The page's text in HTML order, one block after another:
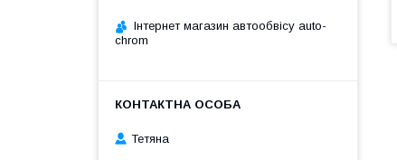
Інтернет магазин автообвісу auto-
chrom
Тетяна